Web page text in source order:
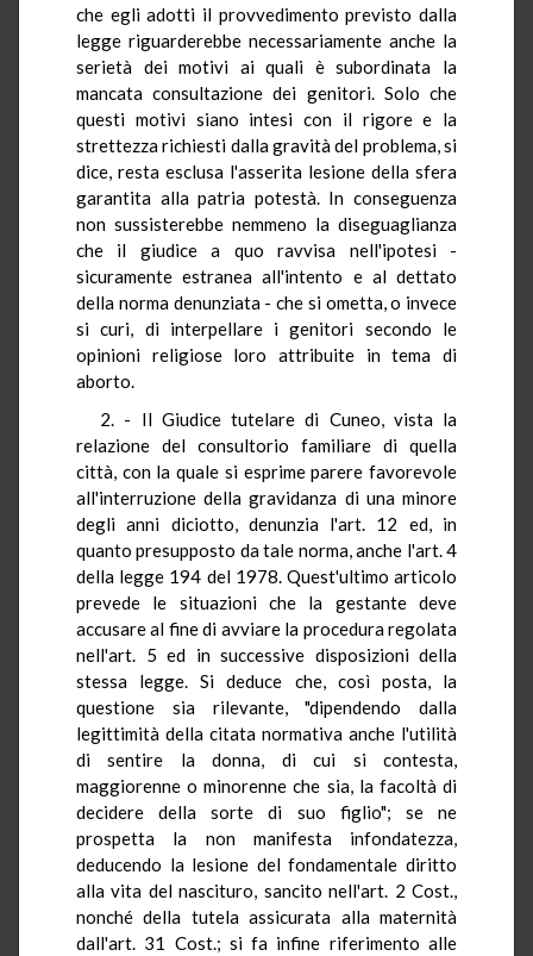
che egli adotti il provvedimento previsto dalla
legge riguarderebbe necessariamente anche la
serietà dei motivi ai quali è subordinata la
mancata consultazione dei genitori. Solo che
questi motivi siano intesi con il rigore e la
strettezza richiesti dalla gravità del problema, si
dice, resta esclusa l'asserita lesione della sfera
garantita alla patria potestà. In conseguenza
non sussisterebbe nemmeno la diseguaglianza
che il giudice a quo ravvisa nell'ipotesi -
sicuramente estranea all'intento e al dettato
della norma denunziata - che si ometta, o invece
si curi, di interpellare i genitori secondo le
opinioni religiose loro attribuite in tema di
aborto.
2. - Il Giudice tutelare di Cuneo, vista la
relazione del consultorio familiare di quella
città, con la quale si esprime parere favorevole
all'interruzione della gravidanza di una minore
degli anni diciotto, denunzia l'art. 12 ed, in
quanto presupposto da tale norma, anche l'art. 4
della legge 194 del 1978. Quest'ultimo articolo
prevede le situazioni che la gestante deve
accusare al fine di avviare la procedura regolata
nell'art. 5 ed in successive disposizioni della
stessa legge. Si deduce che, così posta, la
questione sia rilevante, "dipendendo dalla
legittimità della citata normativa anche l'utilità
di sentire la donna, di cui si contesta,
maggiorenne o minorenne che sia, la facoltà di
decidere della sorte di suo figlio"; se ne
prospetta la non manifesta infondatezza,
deducendo la lesione del fondamentale diritto
alla vita del nascituro, sancito nell'art. 2 Cost.,
nonché della tutela assicurata alla maternità
dall'art. 31 Cost.; si fa infine riferimento alle